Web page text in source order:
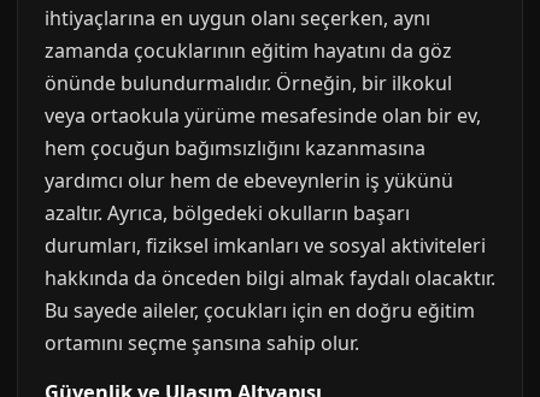
ihtiyaçlarına en uygun olanı seçerken, aynı
zamanda çocuklarının eğitim hayatını da göz
önünde bulundurmalıdır. Örneğin, bir ilkokul
veya ortaokula yürüme mesafesinde olan bir ev,
hem çocuğun bağımsızlığını kazanmasına
yardımcı olur hem de ebeveynlerin iş yükünü
azaltır. Ayrıca, bölgedeki okulların başarı
durumları, fiziksel imkanları ve sosyal aktiviteleri
hakkında da önceden bilgi almak faydalı olacaktır.
Bu sayede aileler, çocukları için en doğru eğitim
ortamını seçme şansına sahip olur.